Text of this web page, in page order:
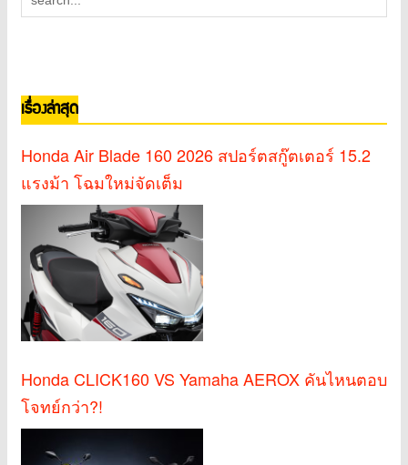
เรื่องล่าสุด
Honda Air Blade 160 2026 สปอร์ตสกู๊ตเตอร์ 15.2
แรงม้า โฉมใหม่จัดเต็ม
Honda CLICK160 VS Yamaha AEROX คันไหนตอบ
โจทย์กว่า?!